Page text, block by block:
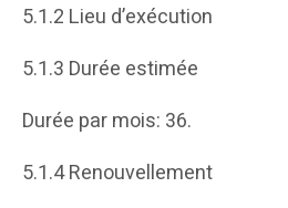
5.1.2 Lieu d’exécution
5.1.3 Durée estimée
Durée par mois: 36.
5.1.4 Renouvellement